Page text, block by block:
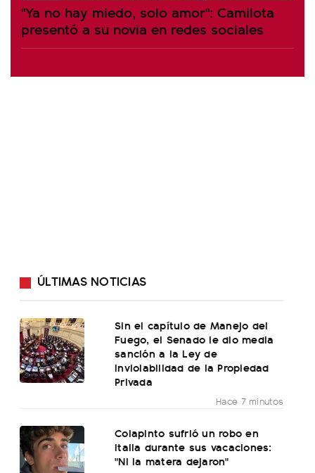
"Ya no hay miedo, solo amor": Camilota
presentó a su novia en redes sociales
ÚLTIMAS NOTICIAS
Sin el capítulo de Manejo del
Fuego, el Senado le dio media
sanción a la Ley de
Inviolabilidad de la Propiedad
Privada
Hace 7 minutos
Colapinto sufrió un robo en
Italia durante sus vacaciones:
"Ni la matera dejaron"